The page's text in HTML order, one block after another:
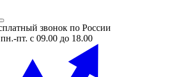
звонок по России
пн.-пт. с 09.00 до 18.00